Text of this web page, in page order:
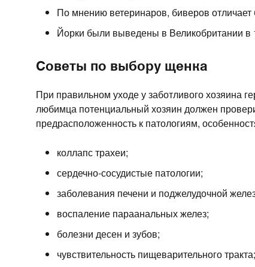
По мнению ветеринаров, биверов
Йорки были выведены в Великобритании
Советы по выбору щенка
При правильном уходе у заботливого хозяина
любимца потенциальный хозяин должен
предрасположенность к патологиям,
коллапс трахеи;
сердечно-сосудистые патологии;
заболевания печени и поджелудочной
воспаление параанальных желез;
болезни десен и зубов;
чувствительность пищеварительного тракта;